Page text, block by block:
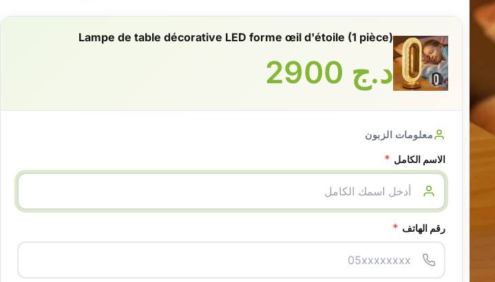
Lampe de table décorative LED forme œil d'étoile (1 pièce)
د.ج
معلومات الزبون
الاسم الكامل *
رقم الهاتف *